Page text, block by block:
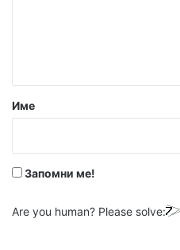
р
Име
Запомни ме!
Are you human? Please solve: